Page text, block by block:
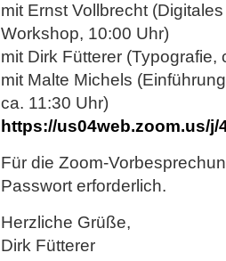
mit Ernst Vollbrecht
Workshop, 10:00 Uhr)
mit Dirk Fütterer (Typografie,
mit Malte Michels
ca. 11:30 Uhr)
https://us04web.zoom.us/j/
Für die Zoom-
Passwort erforderlich.
Herzliche Grüße,
Dirk Fütterer